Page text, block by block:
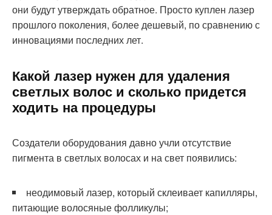
они будут утверждать обратное. Просто куплен лазер
прошлого поколения, более дешевый, по сравнению с
инновациями последних лет.
Какой лазер нужен для удаления
светлых волос и сколько придется
ходить на процедуры
Создатели оборудования давно учли отсутствие
пигмента в светлых волосах и на свет появились:
неодимовый лазер, который склеивает капилляры,
питающие волосяные фолликулы;